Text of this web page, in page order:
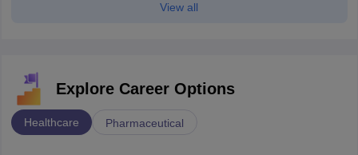
View all
Explore Career Options
Healthcare Pharmaceutical